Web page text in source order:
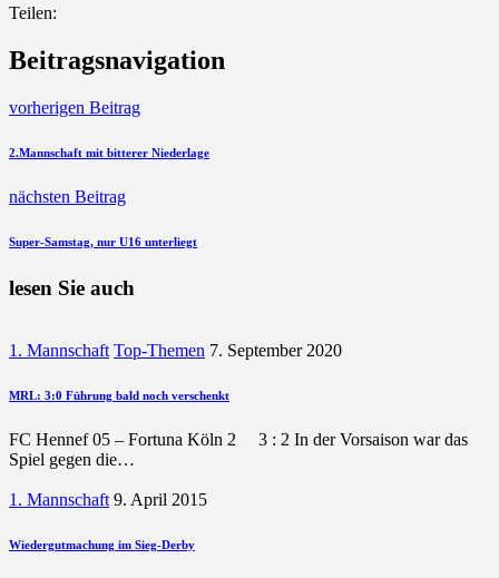
Teilen:
Beitragsnavigation
vorherigen Beitrag
2.Mannschaft mit bitterer Niederlage
nächsten Beitrag
Super-Samstag, nur U16 unterliegt
lesen Sie auch
1. Mannschaft Top-Themen 7. September 2020
MRL: 3:0 Führung bald noch verschenkt
FC Hennef 05 – Fortuna Köln 2 3 : 2 In der Vorsaison war das
Spiel gegen die…
1. Mannschaft 9. April 2015
Wiedergutmachung im Sieg-Derby